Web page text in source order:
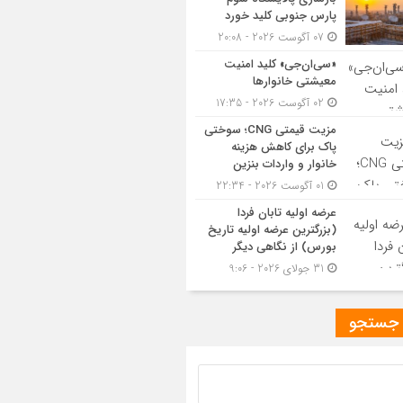
پارس جنوبی کلید خورد
«سی‌ان‌جی» کلید امنیت
معیشتی خانوارها
مزیت قیمتی CNG؛ سوختی
پاک برای کاهش هزینه
خانوار و واردات بنزین
عرضه اولیه تابان فردا
(بزرگترین عرضه اولیه تاریخ
بورس) از نگاهی دیگر
جستجو